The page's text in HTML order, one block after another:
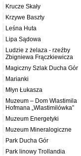
Krucze Skały
Krzywe Baszty
Leśna Huta
Lipa Sądowa
Ludzie z żelaza - rzeźby
Zbigniewa Frączkiewicza
Magiczny Szlak Ducha Gór
Marianki
Młyn Łukasza
Muzeum – Dom Wlastimila
Hofmana „Wlastimilówka”
Muzeum Energetyki
Muzeum Mineralogiczne
Park Ducha Gór
Park linowy Trollandia